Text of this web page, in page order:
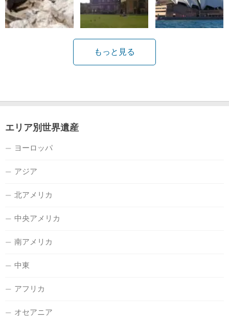
もっと見る
エリア別世界遺産
ヨーロッパ
アジア
北アメリカ
中央アメリカ
南アメリカ
中東
アフリカ
オセアニア